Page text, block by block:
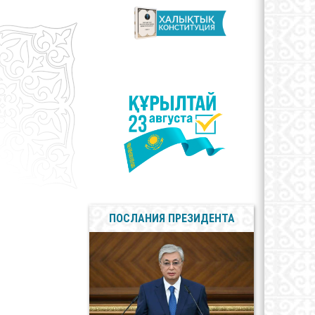
противодействия
ПОСЛАНИЯ ПРЕЗИДЕНТА